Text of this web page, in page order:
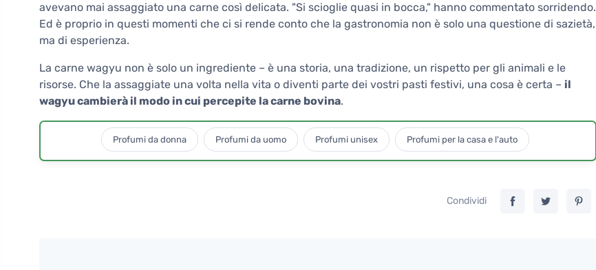
avevano mai assaggiato una carne così delicata. "Si scioglie quasi in bocca," hanno commentato sorridendo.
Ed è proprio in questi momenti che ci si rende conto che la gastronomia non è solo una questione di sazietà,
ma di esperienza.
La carne wagyu non è solo un ingrediente – è una storia, una tradizione, un rispetto per gli animali e le
risorse. Che la assaggiate una volta nella vita o diventi parte dei vostri pasti festivi, una cosa è certa – il
wagyu cambierà il modo in cui percepite la carne bovina.
Profumi da donna Profumi da uomo Profumi unisex Profumi per la casa e l'auto
Condividi